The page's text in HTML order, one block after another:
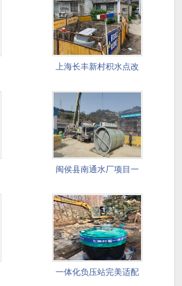
上海长丰新村积水点改
闽侯县南通水厂项目一
一体化负压站完美适配